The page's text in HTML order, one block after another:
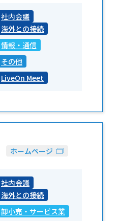
社内会議
海外との接続
情報・通信
その他
LiveOn Meet
ホームページ
社内会議
海外との接続
卸小売・サービス業